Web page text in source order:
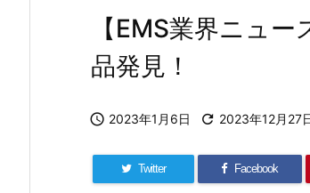
【EMS業界ニュ
品発見！
 2023年1月6日  2023年12月27
Twitter Facebook